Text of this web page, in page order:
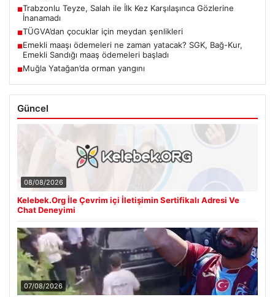
■Trabzonlu Teyze, Salah ile İlk Kez Karşılaşınca Gözlerine
İnanamadı
■TÜGVA’dan çocuklar için meydan şenlikleri
■Emekli maaşı ödemeleri ne zaman yatacak? SGK, Bağ-Kur,
Emekli Sandığı maaş ödemeleri başladı
■Muğla Yatağan’da orman yangını
Güncel
08/08/2026
Kelebek.Org İle Çevrim içi İletişimin Sertifikalı Adresi Ve
Chat Deneyimi
07/08/2026